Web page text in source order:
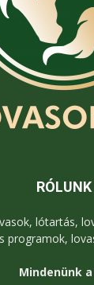
RÓLUNK
lótartás,
programok,
Mindenünk